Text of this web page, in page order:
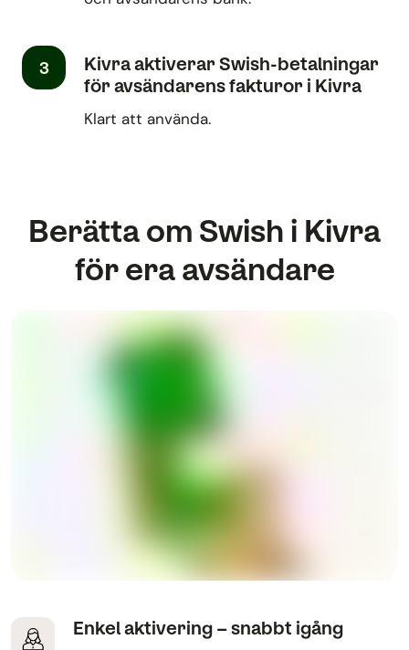
3
Kivra aktiverar Swish-betalningar
för avsändarens fakturor i Kivra
Klart att använda.
Berätta om Swish i Kivra
för era avsändare
Enkel aktivering – snabbt igång